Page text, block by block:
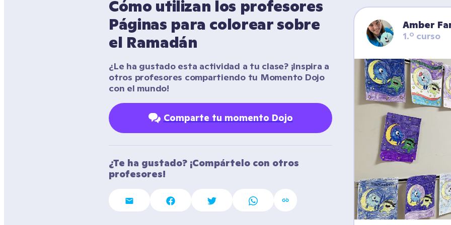
Cómo utilizan los profesores
Páginas para colorear sobre
el Ramadán
¿Le ha gustado esta actividad a tu clase? ¡Inspira a
otros profesores compartiendo tu Momento Dojo
con el mundo!
Comparte tu momento Dojo
¿Te ha gustado? ¡Compártelo con otros
profesores!
Amber
1.º curso